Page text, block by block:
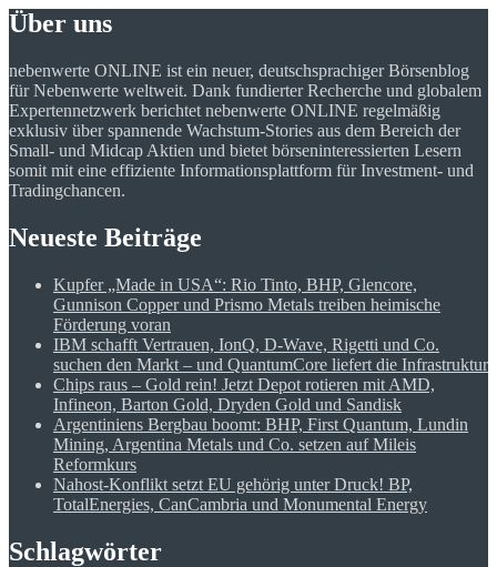
Über uns
nebenwerte ONLINE ist ein neuer, deutschsprachiger Börsenblog
für Nebenwerte weltweit. Dank fundierter Recherche und globalem
Expertennetzwerk berichtet nebenwerte ONLINE regelmäßig
exklusiv über spannende Wachstum-Stories aus dem Bereich der
Small- und Midcap Aktien und bietet börseninteressierten Lesern
somit mit eine effiziente Informationsplattform für Investment- und
Tradingchancen.
Neueste Beiträge
Kupfer „Made in USA“: Rio Tinto, BHP, Glencore,
Gunnison Copper und Prismo Metals treiben heimische
Förderung voran
IBM schafft Vertrauen, IonQ, D-Wave, Rigetti und Co.
suchen den Markt – und QuantumCore liefert die Infrastruktur
Chips raus – Gold rein! Jetzt Depot rotieren mit AMD,
Infineon, Barton Gold, Dryden Gold und Sandisk
Argentiniens Bergbau boomt: BHP, First Quantum, Lundin
Mining, Argentina Metals und Co. setzen auf Mileis
Reformkurs
Nahost-Konflikt setzt EU gehörig unter Druck! BP,
TotalEnergies, CanCambria und Monumental Energy
Schlagwörter